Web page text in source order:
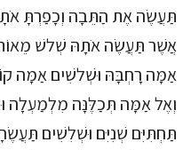
תַּעֲשֶׂה אֶת הַתֵּבָה וְכָפַרְתָּ
אֲשֶׁר תַּעֲשֶׂה אֹתָהּ שְׁלשׁ
אַמָּה רָחְבָּהּ וּשְׁלשִׁים אַמָּה
וְאֶל אַמָּה תְּכַלֶּנָּה מִלְמַעְלָה
תַּחְתִּיִּם שְׁנִיִּם וּשְׁלִשִׁים